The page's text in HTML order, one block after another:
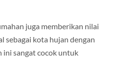
juga memberikan nilai
sebagai kota hujan dengan
ini sangat cocok untuk